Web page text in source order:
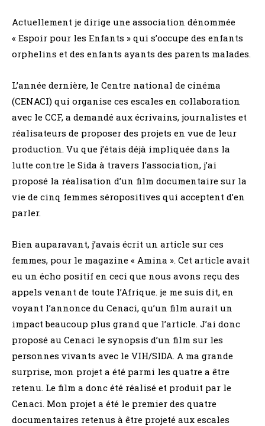
Actuellement je dirige une association dénommée
« Espoir pour les Enfants » qui s’occupe des enfants
orphelins et des enfants ayants des parents malades.
L’année dernière, le Centre national de cinéma
(CENACI) qui organise ces escales en collaboration
avec le CCF, a demandé aux écrivains, journalistes et
réalisateurs de proposer des projets en vue de leur
production. Vu que j’étais déjà impliquée dans la
lutte contre le Sida à travers l’association, j’ai
proposé la réalisation d’un film documentaire sur la
vie de cinq femmes séropositives qui acceptent d’en
parler.
Bien auparavant, j’avais écrit un article sur ces
femmes, pour le magazine « Amina ». Cet article avait
eu un écho positif en ceci que nous avons reçu des
appels venant de toute l’Afrique. je me suis dit, en
voyant l’annonce du Cenaci, qu’un film aurait un
impact beaucoup plus grand que l’article. J’ai donc
proposé au Cenaci le synopsis d’un film sur les
personnes vivants avec le VIH/SIDA. A ma grande
surprise, mon projet a été parmi les quatre a être
retenu. Le film a donc été réalisé et produit par le
Cenaci. Mon projet a été le premier des quatre
documentaires retenus à être projeté aux escales